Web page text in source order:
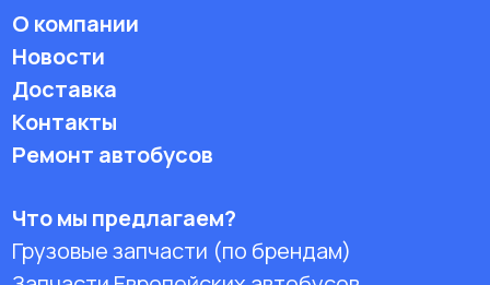
О компании
Новости
Доставка
Контакты
Ремонт автобусов
Что мы предлагаем?
Грузовые запчасти (по брендам)